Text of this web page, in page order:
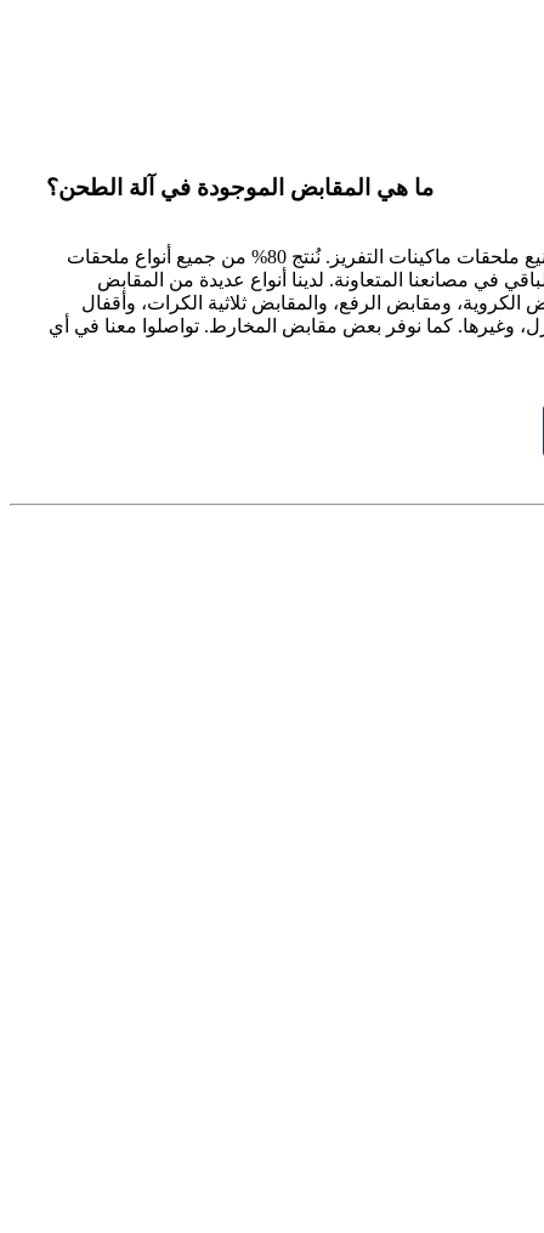
ما هي المقابض الموجودة في آلة الطحن؟
نحن شركة متخصصة في تصنيع ملحقات ماكينات التفريز. نُنتج 80% من جميع أنواع ملحقات
في مصانعنا المتعاونة. لدينا أنواع عديدة من المقابض
الكروية، ومقابض الرفع، والمقابض ثلاثية الكرات، وأقفال
وغيرها. كما نوفر بعض مقابض المخارط. تواصلوا معنا في أي